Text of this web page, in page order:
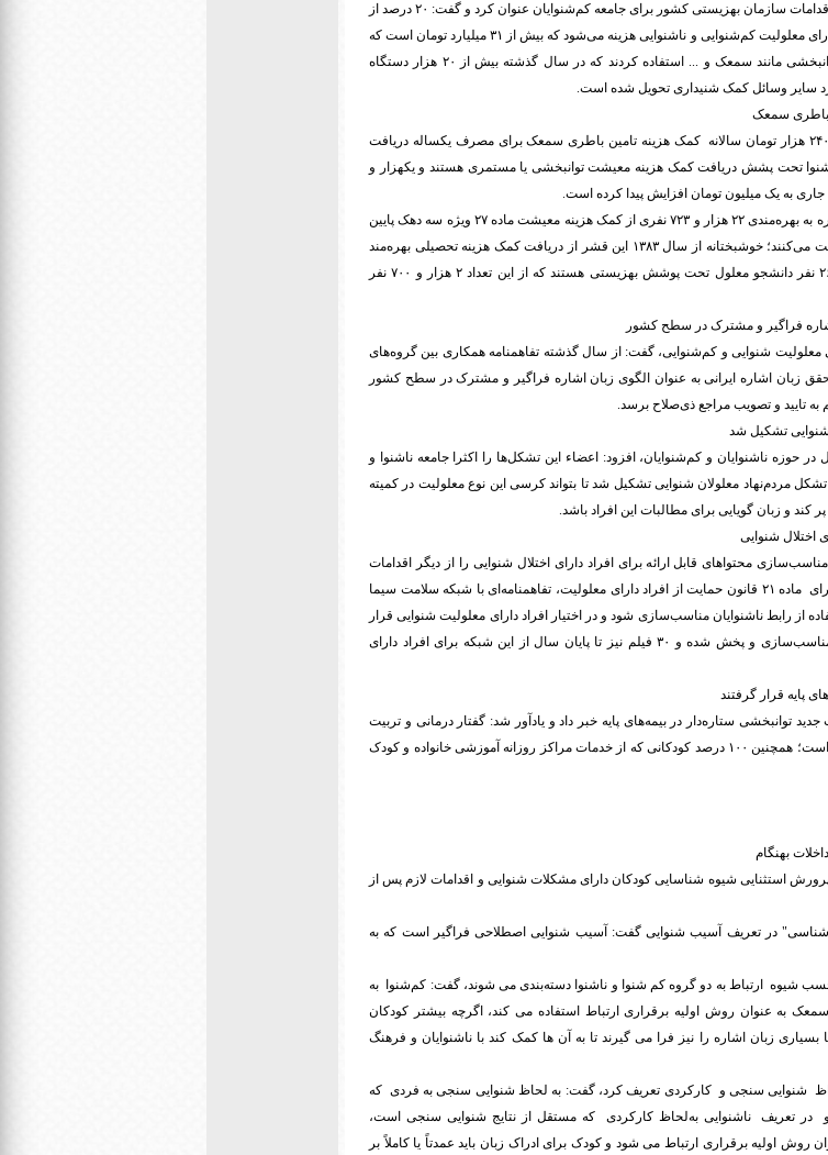
وی تامین وسائل کمک توانبخشی را یکی دیگر از اقدامات سازمان بهزیستی کشور برای جامعه کم‌شنوایان عنوان کرد و گفت: ۲۰ درصد از
کل اعتبارات وسائل کمک توانبخشی برای افراد دارای معلولیت کم‌شنوایی و ناشنوایی هزینه می‌شود که بیش از ۳۱ میلیارد تومان است که
در سال گذشته ۲۷۳ هزار نفر از وسائل کمک توانبخشی مانند سمعک و ... استفاده کردند که در سال گذشته بیش از ۲۰ هزار دستگاه
نفریه، با بیان اینکه ۴۷ هزار و ۶۴۰ نفر با سرانه ۲۴۰ هزار تومان سالانه کمک هزینه تامین باطری سمعک برای مصرف یکساله دریافت
فرد ناشنوا و کم‌شنوا تحت پشش دریافت کمک هزینه معیشت توانبخشی یا مستمری هستند و یکهزار و
معاون توانبخشی سازمان بهزیستی کشور با اشاره به بهره‌مندی ۲۲ هزار و ۷۲۳ نفری از کمک هزینه معیشت ماده ۲۷ ویژه سه دهک پایین
درآمدی، گفت: ماهانه حدود ۱۶۰ هزار تومان دریافت می‌کنند؛ خوشبختانه از سال ۱۳۸۳ این قشر از دریافت کمک هزینه تحصیلی بهره‌مند
می‌شوند که در حال حاضر بیش از ۱۳ هزار و ۲۶۱ نفر دانشجو معلول تحت پوشش بهزیستی هستند که از این تعداد ۲ هزار و ۷۰۰ نفر
اشاره فراگیر و مشترک در سطح کشور
معلولیت شنوایی و کم‌شنوایی، گفت: از سال گذشته تفاهمنامه‌ همکاری بین گروه‌های
زبان اشاره ایرانی به عنوان الگوی زبان اشاره فراگیر و مشترک در سطح کشور
به تایید و تصویب مراجع ذی‌صلاح برسد.
تشکیل شد
۶۰ تشکل و انجمن فعال در حوزه ناشنوایان و کم‌شنوایان، افزود: اعضاء این تشکل‌ها را اکثرا جامعه ناشنوا و
مردم‌نهاد معلولان شنوایی تشکیل شد تا بتواند کرسی این نوع معلولیت در کمیته
کند و زبان گویایی برای مطالبات این افراد باشد.
اختلال شنوایی
محتواهای قابل ارائه برای افراد دارای اختلال شنوایی را از دیگر اقدامات
نوین برشمرد و گفت: سال گذشته در راستای اجرای ماده ۲۱ قانون حمایت از افراد دارای معلولیت، تفاهمنامه‌ای با شبکه سلامت سیما
با استفاده از رابط ناشنوایان مناسب‌سازی شود و در اختیار افراد دارای معلولیت شنوایی قرار
گیرد. در حال حاضر ۳۰ فیلم در شبکه سلامت مناسب‌سازی و پخش شده و ۳۰ فیلم نیز تا پایان سال از این شبکه برای افراد دارای
پایه قرار گرفتند
از تحت پوشش قرار گرفتن ۹ خدمت جدید توانبخشی ستاره‌دار در بیمه‌های پایه خبر داد و یادآور شد: گفتار درمانی و تربیت
شنیداری مربوط به افراد دارای معلولیت شنوایی است؛ همچنین ۱۰۰ درصد کودکانی که از خدمات مراکز روزانه آموزشی خانواده و کودک
بهنگام
استثنایی شیوه شناسایی کودکان دارای مشکلات شنوایی و اقدامات لازم پس از
شناسی" در تعریف آسیب شنوایی گفت: آسیب شنوایی اصطلاحی فراگیر است که به
شیوه ارتباط به دو گروه کم شنوا و ناشنوا دسته‌بندی می شوند، گفت: کم‌شنوا به
به عنوان روش اولیه برقراری ارتباط استفاده می کند، اگرچه بیشتر کودکان
بسیاری زبان اشاره را نیز فرا می گیرند تا به آن ها کمک کند با ناشنوایان و فرهنگ
لحاظ شنوایی سنجی و کارکردی تعریف کرد، گفت: به لحاظ شنوایی سنجی به فردی که
در تعریف ناشنوایی به‌لحاظ کارکردی که مستقل از نتایج شنوایی سنجی است،
روش اولیه برقراری ارتباط می شود و کودک برای ادراک زبان باید عمدتاً یا کاملاً بر